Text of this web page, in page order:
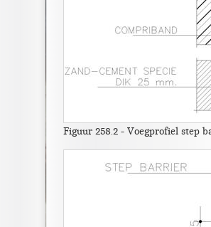
Figuur 258.2 - Voegprofiel step